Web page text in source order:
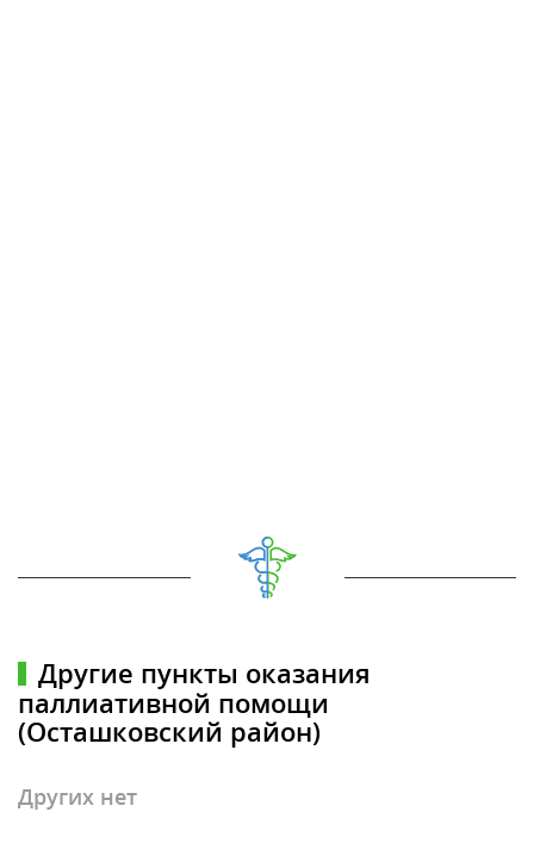
Другие пункты оказания
паллиативной помощи
(Осташковский район)
Других нет